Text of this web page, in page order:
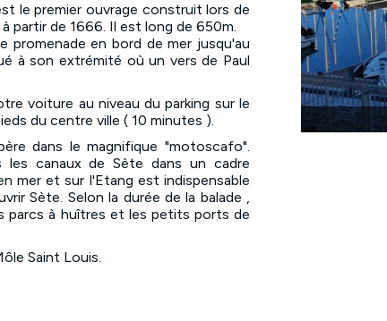
le premier ouvrage construit lors de
partir de 1666. Il est long de 650m.
en bord de mer jusqu'au
à son extrémité où un vers de Paul
voiture au niveau du parking sur le
du centre ville ( 10 minutes ).
dans le magnifique "motoscafo".
les canaux de Sète dans un cadre
mer et sur l'Etang est indispensable
Sète. Selon la durée de la balade ,
parcs à huîtres et les petits ports de
Saint Louis.